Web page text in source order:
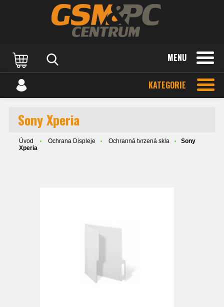
MENU
KATEGORIE
Sony Xperia
Úvod Ochrana Displeje Ochranná tvrzená skla
Sony
Xperia